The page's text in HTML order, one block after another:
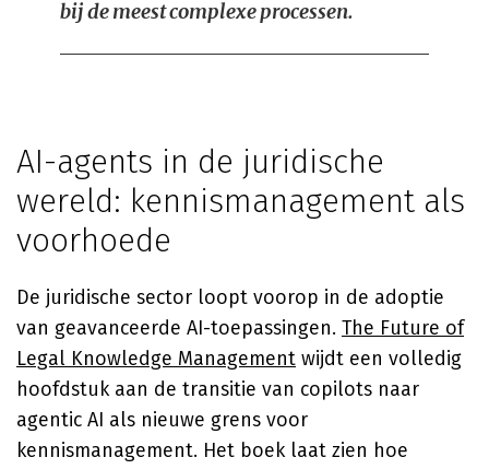
bij de meest complexe processen.
AI-agents in de juridische
wereld: kennismanagement als
voorhoede
De juridische sector loopt voorop in de adoptie
van geavanceerde AI-toepassingen. The Future of
Legal Knowledge Management wijdt een volledig
hoofdstuk aan de transitie van copilots naar
agentic AI als nieuwe grens voor
kennismanagement. Het boek laat zien hoe